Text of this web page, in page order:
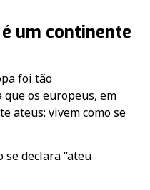
um continente
foi tão
os europeus, em
ateus: vivem como se
se declara “ateu